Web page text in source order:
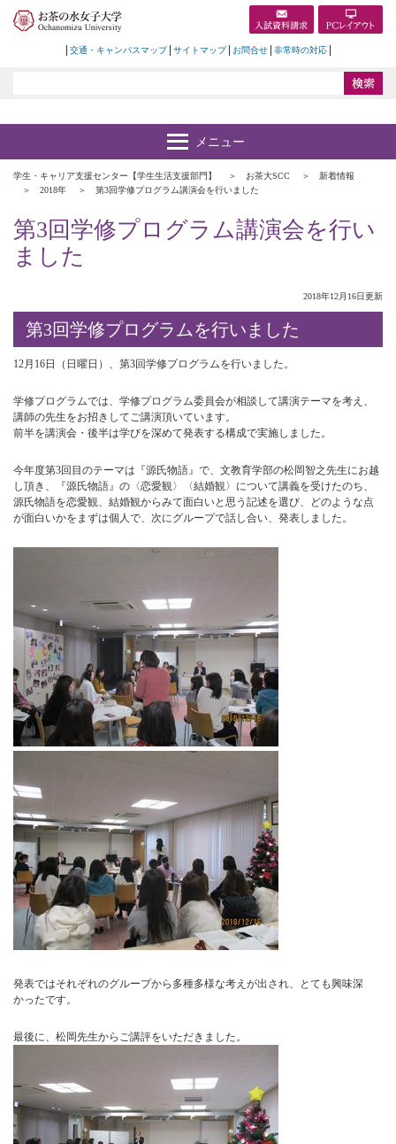
交通・キャンパスマップ サイトマップ お問合せ 非常時の対応
学生・キャリア支援センター【学生生活支援部門】 お茶大SCC
新着情報
2018年
第3回学修プログラム講演会を行いました
第3回学修プログラム講演会を行い
ました
2018年12月16日更新
第3回学修プログラムを行いました
12月16日（日曜日）、第3回学修プログラムを行いました。
学修プログラムでは、学修プログラム委員会が相談して講演テーマを考え、
講師の先生をお招きしてご講演頂いています。
前半を講演会・後半は学びを深めて発表する構成で実施しました。
今年度第3回目のテーマは『源氏物語』で、文教育学部の松岡智之先生にお越
し頂き、『源氏物語』の〈恋愛観〉〈結婚観〉について講義を受けたのち、
源氏物語を恋愛観、結婚観からみて面白いと思う記述を選び、どのような点
が面白いかをまずは個人で、次にグループで話し合い、発表しました。
発表ではそれぞれのグループから多種多様な考えが出され、とても興味深
かったです。
最後に、松岡先生からご講評をいただきました。